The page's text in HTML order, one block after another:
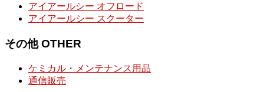
アイアールシー オフロード
アイアールシー スクーター
その他 OTHER
ケミカル・メンテナンス用品
通信販売